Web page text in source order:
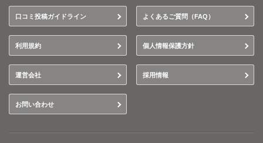
口コミ投稿ガイドライン よくあるご質問（FAQ）
利用規約 個人情報保護方針
運営会社 採用情報
お問い合わせ